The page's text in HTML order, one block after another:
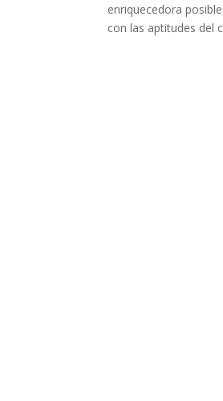
enriquecedora
con las aptitudes del